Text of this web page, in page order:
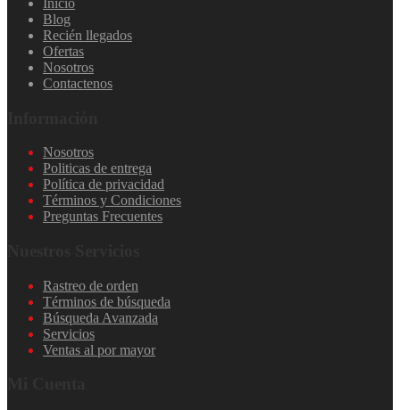
Blog
Recién llegados
Ofertas
Nosotros
Contactenos
Nosotros
Politicas de entrega
Política de privacidad
Términos y Condiciones
Preguntas Frecuentes
Rastreo de orden
Términos de búsqueda
Búsqueda Avanzada
Servicios
Ventas al por mayor